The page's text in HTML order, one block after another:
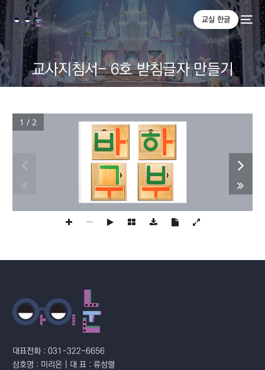
교실 한글
교사지침서- 6호 받침글자 만들기
1 / 2
대표전화 : 031-322-6656
상호명 : 미리온 | 대 표 : 류성렬